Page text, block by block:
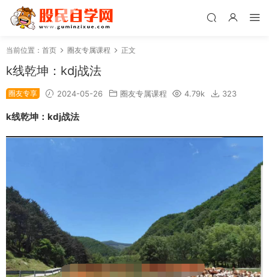
当前位置： 首页 圈友专属课程 正文
k线乾坤：kdj战法
圈友专享 2024-05-26 圈友专属课程 4.79k 323
k线乾坤：kdj战法